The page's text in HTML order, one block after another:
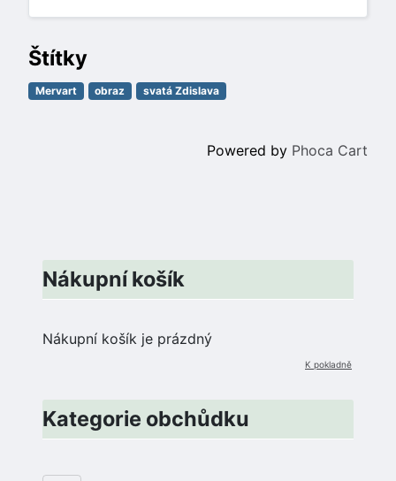
Nákupní košík
Nákupní košík je prázdný
K pokladně
Kategorie obchůdku
Štítky
Mervart obraz svatá Zdislava
Powered by Phoca Cart